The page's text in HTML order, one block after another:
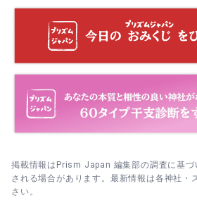
掲載情報はPrism Japan 編集部の調査に基づ
される場合があります。最新情報は各神社・
さい。